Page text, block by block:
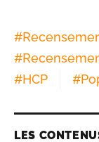
#
#
#HCP #
LES